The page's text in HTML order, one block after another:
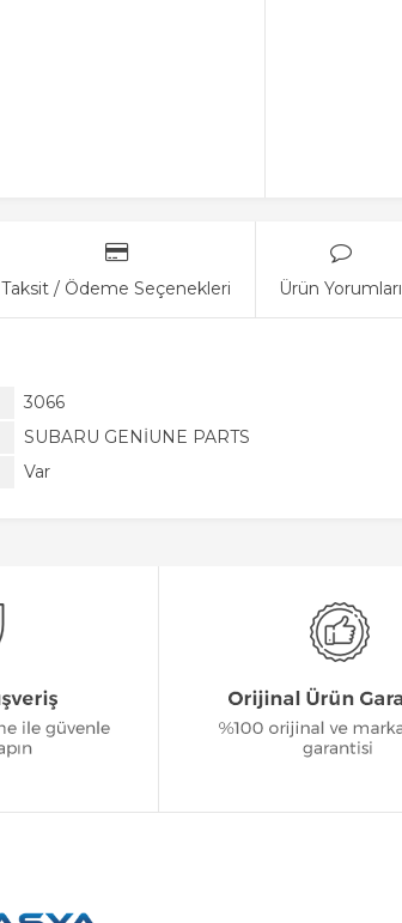
Taksit / Ödeme Seçenekleri Ürün Yorumları
3066
SUBARU GENİUNE PARTS
Var